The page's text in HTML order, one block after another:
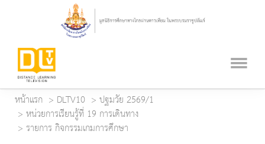
หน้าแรก DLTV10
ปฐมวัย 2569/1
หน่วยการเรียนรู้ที่ 19 การเดินทาง
รายการ กิจกรรมเกมการศึกษา